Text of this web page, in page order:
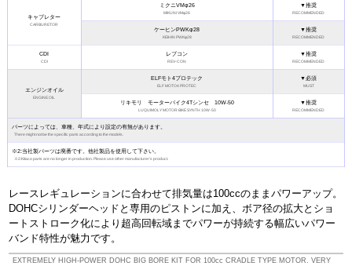
キャブレター
CARBURETOR
ミクニVMφ26
MIKUNI VMφ26
▼推奨
RECOMMENDED
ケーヒンPWKφ28
KEIHIN PWKφ28
▼推奨
RECOMMENDED
CDI
CDI
レブコン
REV-CON
▼推奨
RECOMMENDED
エンジンオイル
ENGINE OIL
ELFモト4プロテック
ELF MOTO4 PROTEC
▼必須
MUST
リキモリ モーターバイク4Tシンセ 10W-50
LUQUIMOLY MOTOR BIKE SYNTH 10W-50
▼推奨
RECOMMENDED
パーツによっては、車種、年式により設定の有無があります。
There might not be the specific parts according to the models.
※2:当社製パーツは廃番です。他社製品を使用して下さい。
※2:Kitaco parts are no longer in production. Please use other manufacturer's product.
レースレギュレーションに合わせて排気量は100ccのままパワーアップ。
DOHCシリンダーヘッドと専用のピストンに加え、ボア径の拡大とショ
ートストローク化により超高回転域までパワーが持続する幅広いパワー
バンド特性が魅力です。
EXTREMELY HIGH-POWER DOHC BIG BORE KIT FOR 100cc CRADLE TYPE MOTOR. VERY